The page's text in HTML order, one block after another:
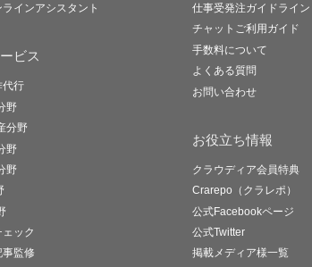
インアシスタント
ビス
代行
野
分野
野
野
ック
監修
仕事受発注ガイドライン
チャットご利用ガイド
手数料について
よくある質問
お問い合わせ
お役立ち情報
クラウディア会員特典
Crarepo（クラレポ）
公式Facebookページ
公式Twitter
掲載メディア様一覧